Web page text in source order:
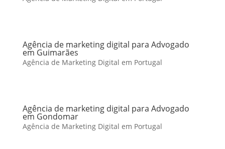
Agência de marketing digital para Advogado
em Guimarães
Agência de Marketing Digital em Portugal
Agência de marketing digital para Advogado
em Gondomar
Agência de Marketing Digital em Portugal